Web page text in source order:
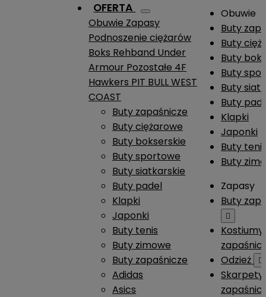
OFERTA
Obuwie Zapasy
Podnoszenie ciężarów
Boks Rehband Under
Armour Pozostałe 4F
Hawkers PIT BULL WEST
COAST
Buty zapaśnicze
Buty ciężarowe
Buty bokserskie
Buty sportowe
Buty siatkarskie
Buty padel
Klapki
Japonki
Buty tenis
Buty zimowe
Buty zapaśnicze
Adidas
Asics
Obuwie
Buty
Buty
Buty
Buty
Buty
Buty
Klapki
Japonki
Buty
Buty
Zapasy
Buty

Kostiumy
Odzież

Skarpety